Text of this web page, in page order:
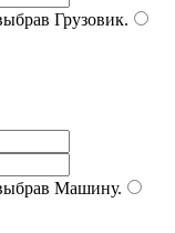
Грузовик.
Машину.